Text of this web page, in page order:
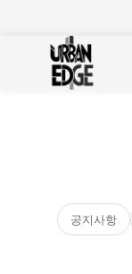
공지사항